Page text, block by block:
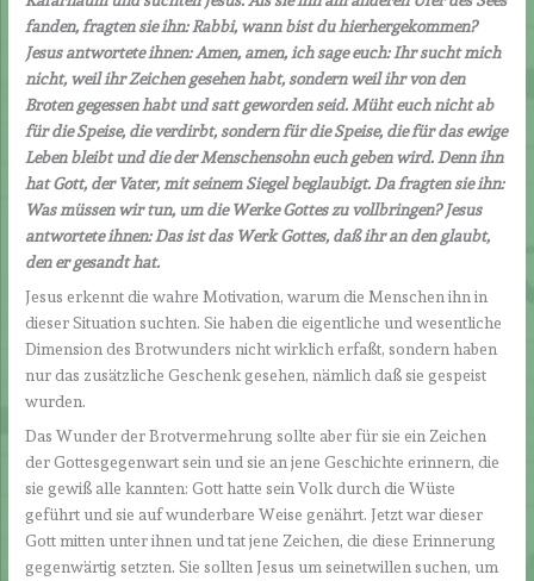
fanden, fragten sie ihn: Rabbi, wann bist du hierhergekommen?
Jesus antwortete ihnen: Amen, amen, ich sage euch: Ihr sucht mich
nicht, weil ihr Zeichen gesehen habt, sondern weil ihr von den
Broten gegessen habt und satt geworden seid. Müht euch nicht ab
für die Speise, die verdirbt, sondern für die Speise, die für das ewige
Leben bleibt und die der Menschensohn euch geben wird. Denn ihn
hat Gott, der Vater, mit seinem Siegel beglaubigt. Da fragten sie ihn:
Was müssen wir tun, um die Werke Gottes zu vollbringen? Jesus
antwortete ihnen: Das ist das Werk Gottes, daß ihr an den glaubt,
den er gesandt hat.
Jesus erkennt die wahre Motivation, warum die Menschen ihn in
dieser Situation suchten. Sie haben die eigentliche und wesentliche
Dimension des Brotwunders nicht wirklich erfaßt, sondern haben
nur das zusätzliche Geschenk gesehen, nämlich daß sie gespeist
wurden.
Das Wunder der Brotvermehrung sollte aber für sie ein Zeichen
der Gottesgegenwart sein und sie an jene Geschichte erinnern, die
sie gewiß alle kannten: Gott hatte sein Volk durch die Wüste
geführt und sie auf wunderbare Weise genährt. Jetzt war dieser
Gott mitten unter ihnen und tat jene Zeichen, die diese Erinnerung
gegenwärtig setzten. Sie sollten Jesus um seinetwillen suchen, um